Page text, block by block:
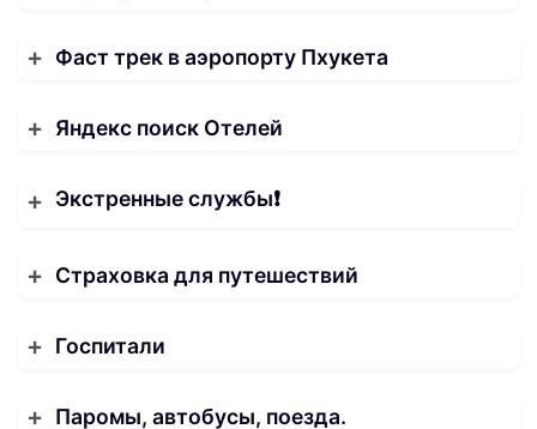
Фаст трек в аэропорту Пхукета
Яндекс поиск Отелей
Экстренные службы❗️
Страховка для путешествий
Госпитали
Паромы, автобусы, поезда.